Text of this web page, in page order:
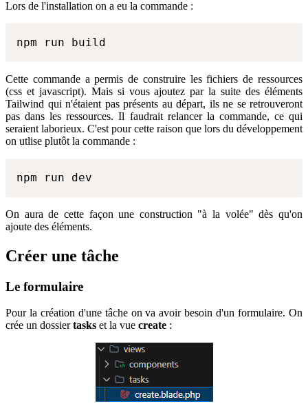
Lors de l'installation on a eu la commande :
npm run build
Cette commande a permis de construire les fichiers de ressources
(css et javascript). Mais si vous ajoutez par la suite des éléments
Tailwind qui n'étaient pas présents au départ, ils ne se retrouveront
pas dans les ressources. Il faudrait relancer la commande, ce qui
seraient laborieux. C'est pour cette raison que lors du développement
on utlise plutôt la commande :
npm run dev
On aura de cette façon une construction "à la volée" dès qu'on
ajoute des éléments.
Créer une tâche
Le formulaire
Pour la création d'une tâche on va avoir besoin d'un formulaire. On
crée un dossiertasks et la vue create :